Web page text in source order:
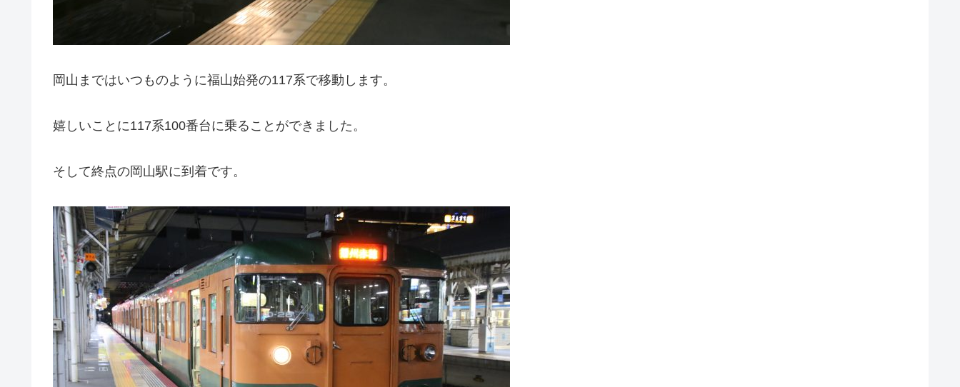
岡山まではいつものように福山始発の117系で移動します。
嬉しいことに117系100番台に乗ることができました。
そして終点の岡山駅に到着です。